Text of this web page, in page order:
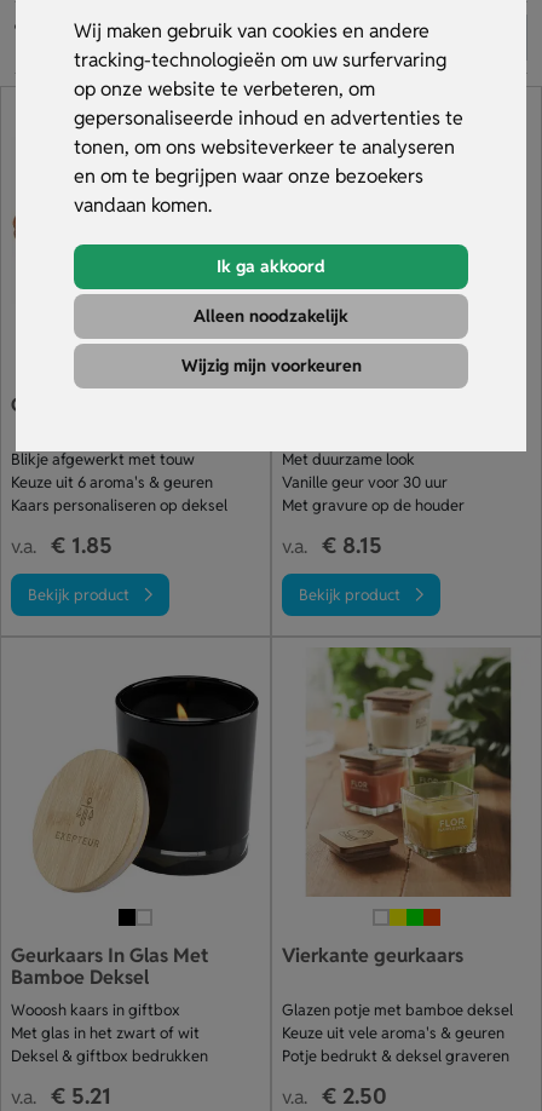
Wij maken gebruik van cookies en andere
tracking-technologieën om uw surfervaring
op onze website te verbeteren, om
gepersonaliseerde inhoud en advertenties te
tonen, om ons websiteverkeer te analyseren
en om te begrijpen waar onze bezoekers
vandaan komen.
Ik ga akkoord
Alleen noodzakelijk
Wijzig mijn voorkeuren
huiskamer. Bestel en ontvang gratis een digitaal voorbeeld.
Bekijk ons aanbod.
Geurkaars in blikje
Blikje afgewerkt met touw
Keuze uit 6 aroma's & geuren
Kaars personaliseren op deksel
v.a. € 1.85
Bekijk product
Met duurzame look
Vanille geur voor 30 uur
Met gravure op de houder
v.a. € 8.15
Bekijk product
Geurkaars In Glas Met
Bamboe Deksel
Wooosh kaars in giftbox
Met glas in het zwart of wit
Deksel & giftbox bedrukken
v.a. € 5.21
Vierkante geurkaars
Glazen potje met bamboe deksel
Keuze uit vele aroma's & geuren
Potje bedrukt & deksel graveren
v.a. € 2.50